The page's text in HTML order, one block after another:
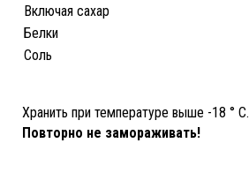
Включая сахар
Белки
Соль
Хранить при температуре выше -18 ° C.
Повторно не замораживать!